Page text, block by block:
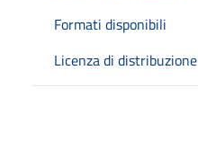
Formati disponibili
Licenza di distribuzione